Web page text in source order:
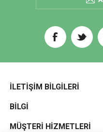
İLETIŞIM BILGILERI
BILGI
MÜŞTERI HIZMETLERI